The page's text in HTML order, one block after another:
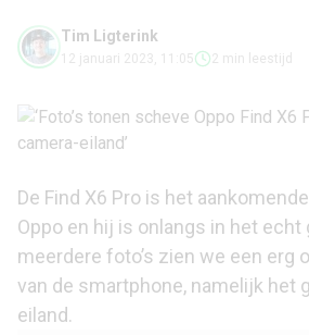
Tim Ligterink
12 januari 2023, 11:05 2 min leestijd
De Find X6 Pro is het
Oppo en hij is onlangs in het echt
meerdere foto’s zien we een erg
van de smartphone, namelijk het
eiland.